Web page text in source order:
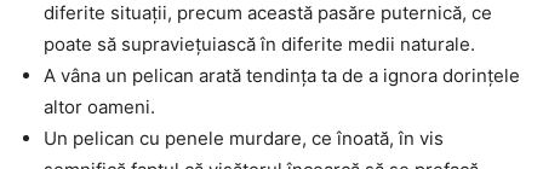
diferite situații, precum această pasăre puternică, ce
poate să supraviețuiască în diferite medii naturale.
A vâna un pelican arată tendința ta de a ignora dorințele
altor oameni.
Un pelican cu penele murdare, ce înoată, în vis